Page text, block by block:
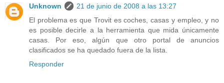
Unknown
21 de junio de 2008 a las 13:27
El problema es que Trovit es coches, casas y empleo, y no
es posible decirle a la herramienta que mida únicamente
casas. Por eso, algún que otro portal de anuncios
clasificados se ha quedado fuera de la lista.
Responder